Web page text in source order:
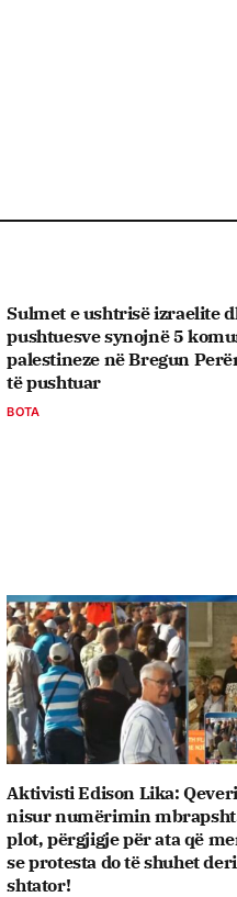
Sulmet e ushtrisë izraelite
pushtuesve synojnë 5
palestineze në Bregun
të pushtuar
BOTA
Aktivisti Edison Lika:
nisur numërimin
plot, përgjigje për ata që
se protesta do të shuhet
shtator!